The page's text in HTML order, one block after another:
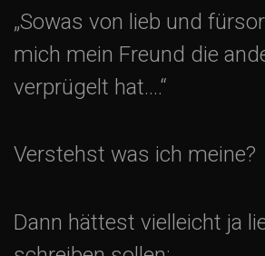
n
„Sowas von lieb und
mich mein Freund die
verprügelt hat….“
Verstehst was ich meine?
Dann hättest vielleicht ja